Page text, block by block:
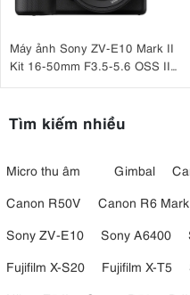
Máy ảnh Sony ZV-E10 Mark II
Kit 16-50mm F3.5-5.6 OSS II
Tìm kiếm nhiều
Micro thu âm Gimbal
Canon R50V
Canon R6
Sony ZV-E10
Sony A6400
Fujifilm X-S20
Fujifilm X-T5